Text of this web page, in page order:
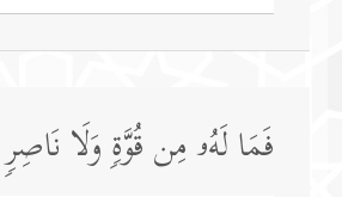
فَمَا لَهُۥ مِن قُوَّةࣲ وَلَا نَاصِرࣲ